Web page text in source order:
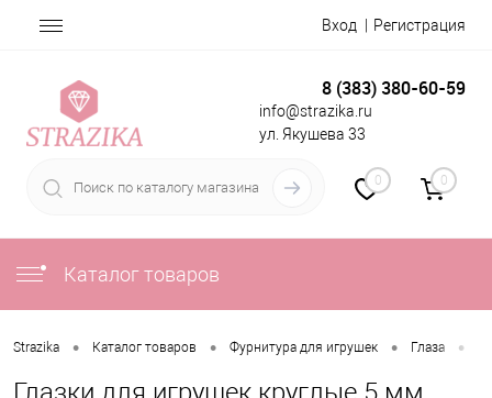
Вход Регистрация
8 (383) 380-60-59
info@strazika.ru
ул. Якушева 33
0 0
Каталог товаров
Strazika • Каталог товаров • Фурнитура для игрушек • Глаза •